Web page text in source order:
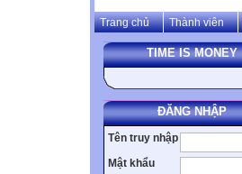
Trang chủ Thành viên
TIME IS MONEY
ĐĂNG NHẬP
Tên truy nhập
Mật khẩu